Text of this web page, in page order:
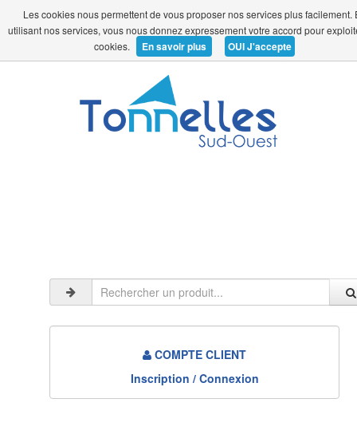
0 article(s) - 0,00 €
COMPTE CLIENT
Inscription / Connexion
Les cookies nous permettent de vous proposer nos services plus facilement.
utilisant nos services, vous nous donnez expressement votre accord pour
cookies.
En savoir plus OUI J'accepte